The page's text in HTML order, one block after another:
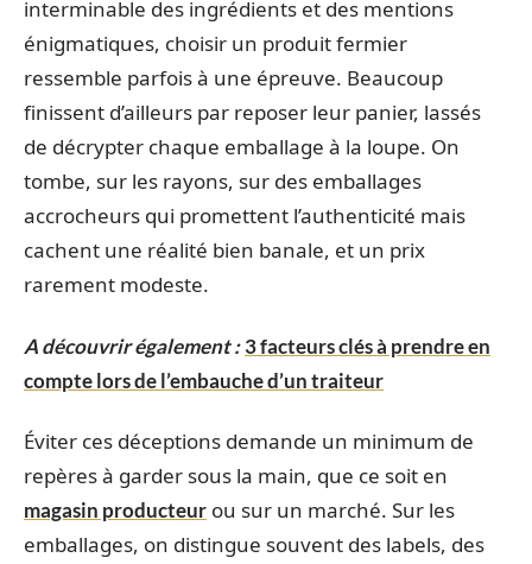
interminable des ingrédients et des mentions
énigmatiques, choisir un produit fermier
ressemble parfois à une épreuve. Beaucoup
finissent d’ailleurs par reposer leur panier, lassés
de décrypter chaque emballage à la loupe. On
tombe, sur les rayons, sur des emballages
accrocheurs qui promettent l’authenticité mais
cachent une réalité bien banale, et un prix
rarement modeste.
A découvrir également : 3 facteurs clés à prendre en
compte lors de l’embauche d’un traiteur
Éviter ces déceptions demande un minimum de
repères à garder sous la main, que ce soit en
magasin producteur ou sur un marché. Sur les
emballages, on distingue souvent des labels, des